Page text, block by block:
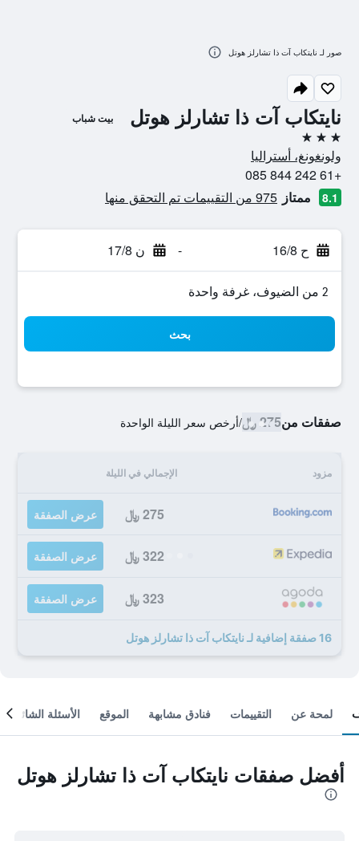
نايتكاب آت ذا تشارلز هوتل بيت شباب
3 نجوم
ولونغونغ، أستراليا
+61 242 844 085
8.1 ممتاز 975 من التقييمات تم التحقق منها
ح 16/8 - ن 17/8
2 من الضيوف، غرفة واحدة
بحث
صفقات من275 ﷼ /أرخص سعر الليلة الواحدة
مزود الإجمالي في الليلة
275 ﷼ عرض الصفقة
322 ﷼ عرض الصفقة
323 ﷼ عرض الصفقة
16 صفقة إضافية لـ نايتكاب آت ذا تشارلز هوتل
صور لـ نايتكاب آت ذا تشارلز هوتل
لمحة عن التقييمات فنادق مشابهة الموقع الأسئلة الشائعة
أفضل صفقات نايتكاب آت ذا تشارلز هوتل